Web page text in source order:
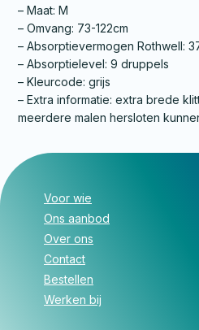
– Maat: M
– Omvang: 73-122cm
– Absorptievermogen Rothwell:
– Absorptielevel: 9 druppels
– Kleurcode: grijs
– Extra informatie: extra brede
meerdere malen hersloten
Voor wie
Ons aanbod
Over ons
Contact
Bestellen
Werken bij